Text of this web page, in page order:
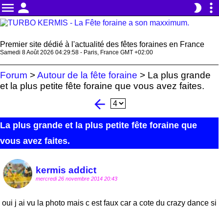
menu person brightness_2 more_vert
Premier site dédié à l'actualité des fêtes foraines en France
Samedi 8 Août 2026 04:29:58 - Paris, France GMT +02:00
Forum >Autour de la fête foraine > La plus grande
et la plus petite fête foraine que vous avez faites.
arrow_back
La plus grande et la plus petite fête foraine que
vous avez faites.
kermis addict
mercredi 26 novembre 2014 20:43
oui j ai vu la photo mais c est faux car a cote du crazy dance si